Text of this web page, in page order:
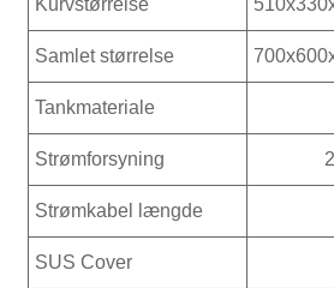
Kurvstørrelse
Samlet størrelse
Tankmateriale
Strømforsyning
Strømkabel længde
SUS Cover